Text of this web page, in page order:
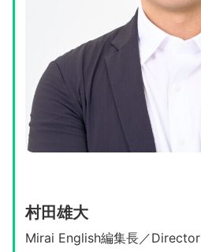
村田雄大
Mirai English編集長／Director